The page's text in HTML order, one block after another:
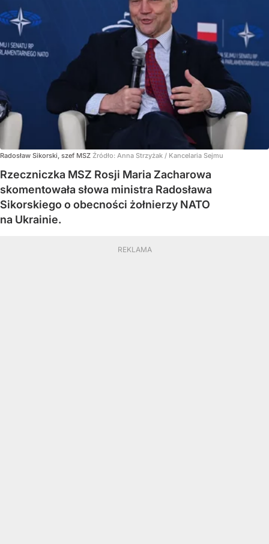
Radosław Sikorski, szef MSZ Źródło: Anna Strzyżak / Kancelaria Sejmu
Rzeczniczka MSZ Rosji Maria Zacharowa
skomentowała słowa ministra Radosława
Sikorskiego o obecności żołnierzy NATO
na Ukrainie.